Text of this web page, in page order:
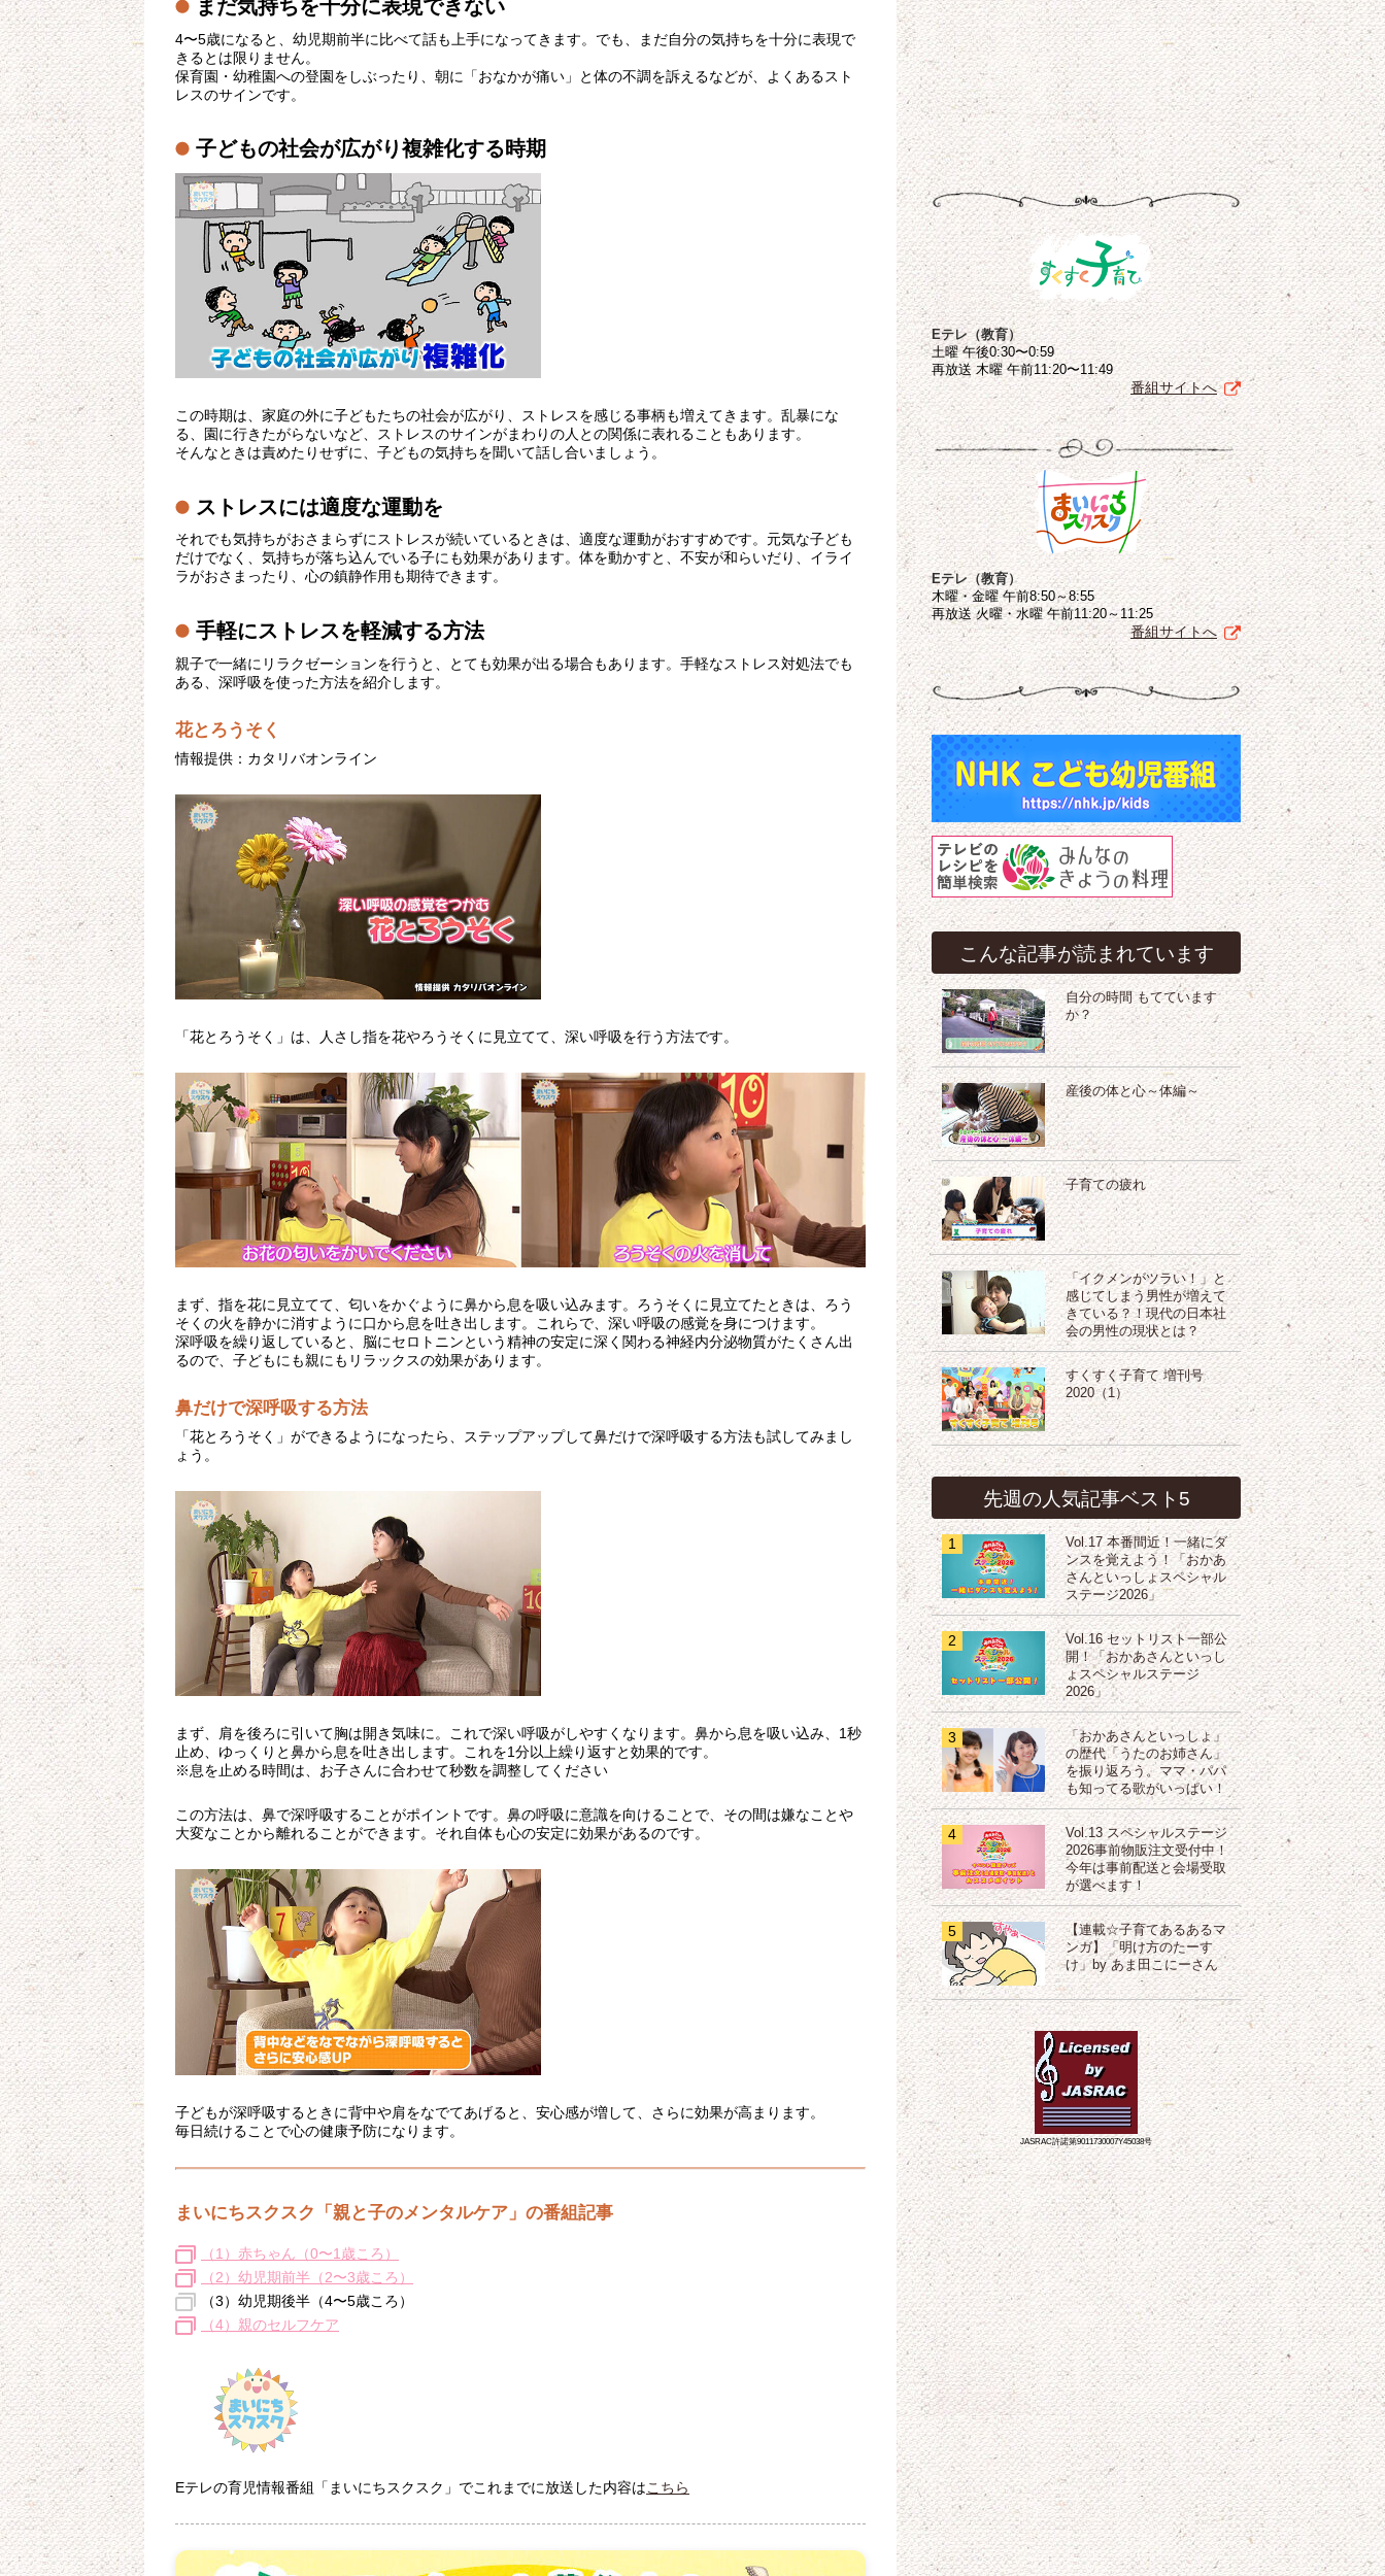
まだ気持ちを十分に表現できない
4〜5歳になると、幼児期前半に比べて話も上手になってきます。でも、まだ自分の気持ちを十分に表現で
きるとは限りません。
保育園・幼稚園への登園をしぶったり、朝に「おなかが痛い」と体の不調を訴えるなどが、よくあるスト
レスのサインです。
子どもの社会が広がり複雑化する時期
この時期は、家庭の外に子どもたちの社会が広がり、ストレスを感じる事柄も増えてきます。乱暴にな
る、園に行きたがらないなど、ストレスのサインがまわりの人との関係に表れることもあります。
そんなときは責めたりせずに、子どもの気持ちを聞いて話し合いましょう。
ストレスには適度な運動を
それでも気持ちがおさまらずにストレスが続いているときは、適度な運動がおすすめです。元気な子ども
だけでなく、気持ちが落ち込んでいる子にも効果があります。体を動かすと、不安が和らいだり、イライ
ラがおさまったり、心の鎮静作用も期待できます。
手軽にストレスを軽減する方法
親子で一緒にリラクゼーションを行うと、とても効果が出る場合もあります。手軽なストレス対処法でも
ある、深呼吸を使った方法を紹介します。
花とろうそく
情報提供：カタリバオンライン
「花とろうそく」は、人さし指を花やろうそくに見立てて、深い呼吸を行う方法です。
まず、指を花に見立てて、匂いをかぐように鼻から息を吸い込みます。ろうそくに見立てたときは、ろう
そくの火を静かに消すように口から息を吐き出します。これらで、深い呼吸の感覚を身につけます。
深呼吸を繰り返していると、脳にセロトニンという精神の安定に深く関わる神経内分泌物質がたくさん出
るので、子どもにも親にもリラックスの効果があります。
鼻だけで深呼吸する方法
「花とろうそく」ができるようになったら、ステップアップして鼻だけで深呼吸する方法も試してみまし
ょう。
まず、肩を後ろに引いて胸は開き気味に。これで深い呼吸がしやすくなります。鼻から息を吸い込み、1秒
止め、ゆっくりと鼻から息を吐き出します。これを1分以上繰り返すと効果的です。
※息を止める時間は、お子さんに合わせて秒数を調整してください
この方法は、鼻で深呼吸することがポイントです。鼻の呼吸に意識を向けることで、その間は嫌なことや
大変なことから離れることができます。それ自体も心の安定に効果があるのです。
子どもが深呼吸するときに背中や肩をなでてあげると、安心感が増して、さらに効果が高まります。
毎日続けることで心の健康予防になります。
まいにちスクスク「親と子のメンタルケア」の番組記事
（1）赤ちゃん（0〜1歳ころ）
（2）幼児期前半（2〜3歳ころ）
（3）幼児期後半（4〜5歳ころ）
（4）親のセルフケア
Eテレの育児情報番組「まいにちスクスク」でこれまでに放送した内容はこちら
Eテレ（教育）
土曜 午後0:30〜0:59
再放送 木曜 午前11:20〜11:49
番組サイトへ
Eテレ（教育）
木曜・金曜 午前8:50～8:55
再放送 火曜・水曜 午前11:20～11:25
番組サイトへ
こんな記事が読まれています
自分の時間 もてています
か？
産後の体と心～体編～
子育ての疲れ
「イクメンがツラい！」と
感じてしまう男性が増えて
きている？！現代の日本社
会の男性の現状とは？
すくすく子育て 増刊号
2020（1）
先週の人気記事ベスト5
1
Vol.17 本番間近！一緒にダ
ンスを覚えよう！「おかあ
さんといっしょスペシャル
ステージ2026」
2
Vol.16 セットリスト一部公
開！「おかあさんといっし
ょスペシャルステージ
2026」
3
「おかあさんといっしょ」
の歴代「うたのお姉さん」
を振り返ろう。ママ・パパ
も知ってる歌がいっぱい！
4
Vol.13 スペシャルステージ
2026事前物販注文受付中！
今年は事前配送と会場受取
が選べます！
5
【連載☆子育てあるあるマ
ンガ】「明け方のたーす
け」by あま田こにーさん
JASRAC許諾第9011730007Y45038号